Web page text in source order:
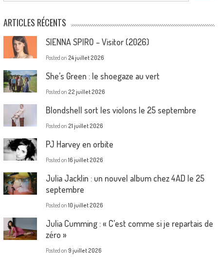
ARTICLES RÉCENTS
SIENNA SPIRO – Visitor (2026)
Posted on 24 juillet 2026
She’s Green : le shoegaze au vert
Posted on 22 juillet 2026
Blondshell sort les violons le 25 septembre
Posted on 21 juillet 2026
PJ Harvey en orbite
Posted on 16 juillet 2026
Julia Jacklin : un nouvel album chez 4AD le 25
septembre
Posted on 10 juillet 2026
Julia Cumming : « C’est comme si je repartais de
zéro »
Posted on 9 juillet 2026